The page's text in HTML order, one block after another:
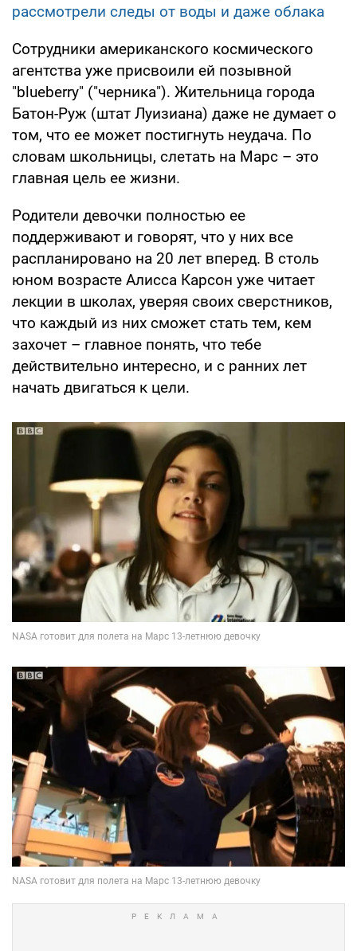
рассмотрели следы от воды и даже облака
Сотрудники американского космического
агентства уже присвоили ей позывной
"blueberry" ("черника"). Жительница города
Батон-Руж (штат Луизиана) даже не думает о
том, что ее может постигнуть неудача. По
словам школьницы, слетать на Марс – это
главная цель ее жизни.
Родители девочки полностью ее
поддерживают и говорят, что у них все
распланировано на 20 лет вперед. В столь
юном возрасте Алисса Карсон уже читает
лекции в школах, уверяя своих сверстников,
что каждый из них сможет стать тем, кем
захочет – главное понять, что тебе
действительно интересно, и с ранних лет
начать двигаться к цели.